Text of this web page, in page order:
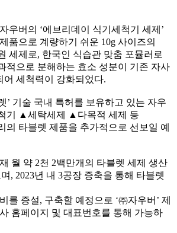
우버의 ‘에브리데이 식기세척기 세제’
품으로 계량하기 쉬운 10g 사이즈의
세제로, 한국인 식습관 맞춤 포뮬러로
적으로 분해하는 효소 성분이 기존 자사
어 세척력이 강화되었다.
’ 기술 국내 특허를 보유하고 있는 자우
기 ▲세탁세제 ▲다목적 세제 등
의 타블렛 제품을 추가적으로 선보일 예
월 약 2천 2백만개의 타블렛 세제 생산
, 2023년 내 3공장 증축을 통해 타블렛
를 증설, 구축할 예정으로 ‘㈜자우버’ 제
홈페이지 및 대표번호를 통해 가능하